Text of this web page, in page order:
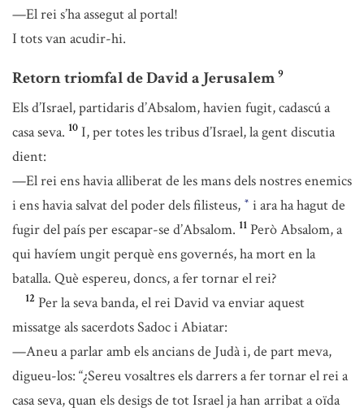
—El rei s’ha assegut al portal!
I tots van acudir-hi.
Retorn triomfal de David a Jerusalem 9
Els d’Israel, partidaris d’Absalom, havien fugit, cadascú a
casa seva. 10 I, per totes les tribus d’Israel, la gent discutia
dient:
—El rei ens havia alliberat de les mans dels nostres enemics
i ens havia salvat del poder dels filisteus, * i ara ha hagut de
fugir del país per escapar-se d’Absalom. 11 Però Absalom, a
qui havíem ungit perquè ens governés, ha mort en la
batalla. Què espereu, doncs, a fer tornar el rei?
12 Per la seva banda, el rei David va enviar aquest
missatge als sacerdots Sadoc i Abiatar:
—Aneu a parlar amb els ancians de Judà i, de part meva,
digueu-los: “¿Sereu vosaltres els darrers a fer tornar el rei a
casa seva, quan els desigs de tot Israel ja han arribat a oïda